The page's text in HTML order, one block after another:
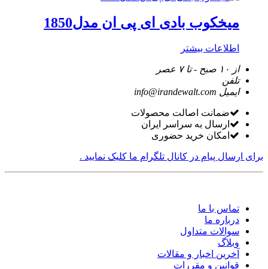
میخکوب بادی ای پی ان مدل1850
اطلاعات بیشتر
از ۱۰ صبح - تا ۷ عصر
تلفن
ایمیل info@irandewalt.com
ضمانت اصالت محصولات
ارسال به سراسر ایران
امکان خرید حضوری
برای ارسال پیام در کانال تلگرام ما کلیک نمایید .
تماس با ما
درباره ما
سوالات متداول
وبلاگ
آخرین اخبار و مقالات
قوانین و مقررات